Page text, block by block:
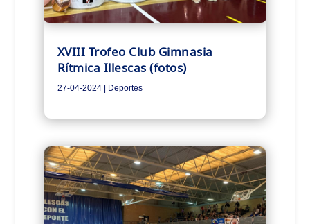
XVIII Trofeo Club Gimnasia
Rítmica Illescas (fotos)
27-04-2024| Deportes